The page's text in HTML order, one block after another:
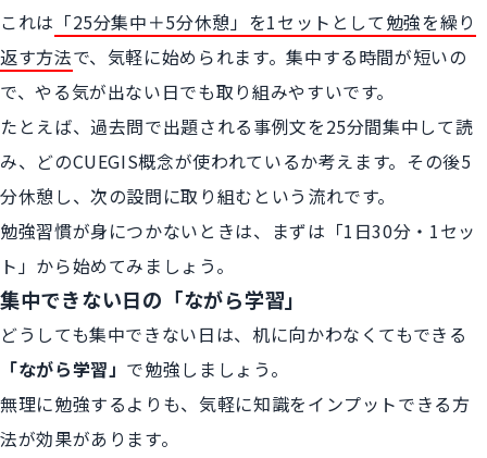
これは 「25分集中＋5分休憩」を1セットとして勉強を繰り
返す方法で、気軽に始められます。集中する時間が短いの
で、やる気が出ない日でも取り組みやすいです。
たとえば、過去問で出題される事例文を25分間集中して読
み、どのCUEGIS概念が使われているか考えます。その後5
分休憩し、次の設問に取り組むという流れです。
勉強習慣が身につかないときは、まずは「1日30分・1セッ
ト」から始めてみましょう。
集中できない日の「ながら学習」
どうしても集中できない日は、机に向かわなくてもできる
「ながら学習」 で勉強しましょう。
無理に勉強するよりも、気軽に知識をインプットできる方
法が効果があります。